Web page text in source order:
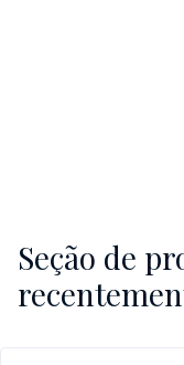
Seção de